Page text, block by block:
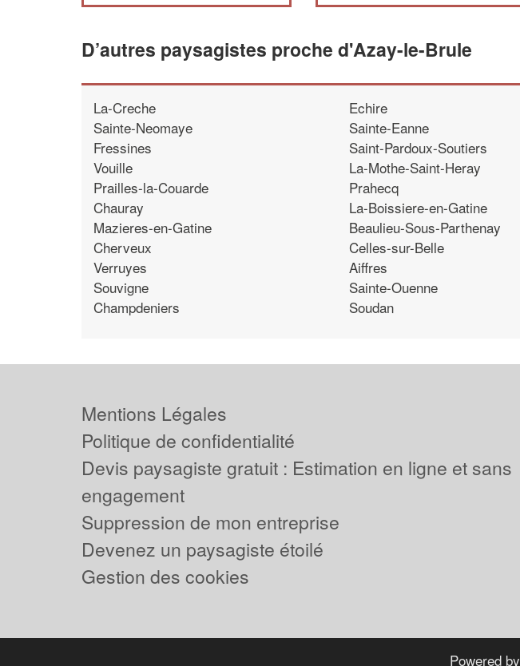
D’autres paysagistes proche d'Azay-le-Brule
La-Creche
Sainte-Neomaye
Fressines
Vouille
Prailles-la-Couarde
Chauray
Mazieres-en-Gatine
Cherveux
Verruyes
Souvigne
Champdeniers
Echire
Sainte-Eanne
Saint-Pardoux-Soutiers
La-Mothe-Saint-Heray
Prahecq
La-Boissiere-en-Gatine
Beaulieu-Sous-Parthenay
Celles-sur-Belle
Aiffres
Sainte-Ouenne
Soudan
Mentions Légales
Politique de confidentialité
Devis paysagiste gratuit : Estimation en ligne et sans
engagement
Suppression de mon entreprise
Devenez un paysagiste étoilé
Gestion des cookies
Powered by